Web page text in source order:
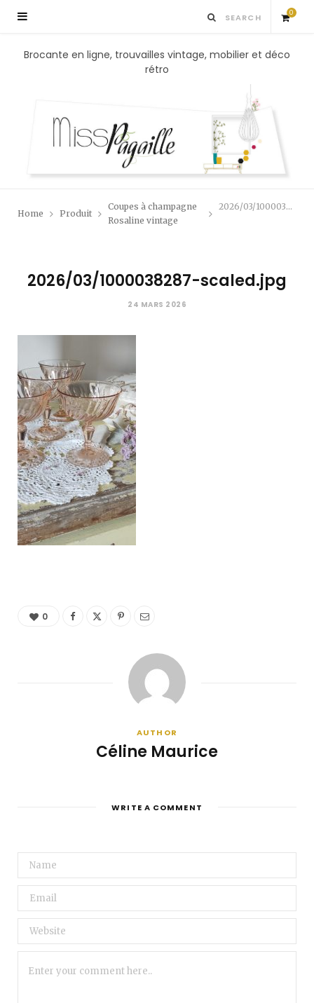
0
S
p
g
Brocante en ligne, trouvailles vintage, mobilier et déco
rétro
Home Produit
Coupes à champagne
Rosaline vintage
2026/03/1000038287-scaled.jpg
2026/03/1000038287-scaled.jpg
24 MARS 2026
0
AUTHOR
Céline Maurice
WRITE A COMMENT